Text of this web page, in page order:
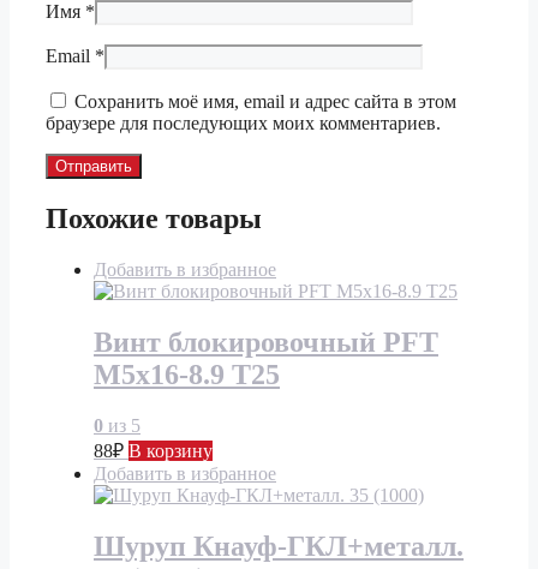
Имя *
Email *
Сохранить моё имя, email и адрес сайта в этом
браузере для последующих моих комментариев.
Похожие товары
Добавить в избранное
Винт блокировочный PFT
M5x16-8.9 T25
0 из 5
88₽ В корзину
Добавить в избранное
Шуруп Кнауф-ГКЛ+металл.